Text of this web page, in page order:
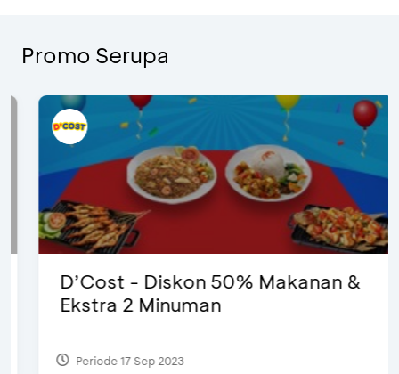
Promo Serupa
D’Cost - Diskon 50% Makanan &
Ekstra 2 Minuman
Periode 17 Sep 2023